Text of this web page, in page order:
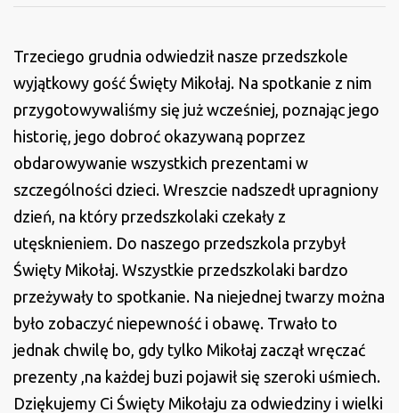
Jeżyków
Trzeciego grudnia odwiedził nasze przedszkole
wyjątkowy gość Święty Mikołaj. Na spotkanie z nim
przygotowywaliśmy się już wcześniej, poznając jego
historię, jego dobroć okazywaną poprzez
obdarowywanie wszystkich prezentami w
szczególności dzieci. Wreszcie nadszedł upragniony
dzień, na który przedszkolaki czekały z
utęsknieniem. Do naszego przedszkola przybył
Święty Mikołaj. Wszystkie przedszkolaki bardzo
przeżywały to spotkanie. Na niejednej twarzy można
było zobaczyć niepewność i obawę. Trwało to
jednak chwilę bo, gdy tylko Mikołaj zaczął wręczać
prezenty ,na każdej buzi pojawił się szeroki uśmiech.
Dziękujemy Ci Święty Mikołaju za odwiedziny i wielki